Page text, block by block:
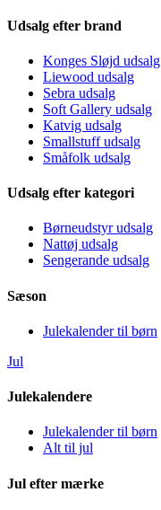
Udsalg efter brand
Konges Sløjd udsalg
Liewood udsalg
Sebra udsalg
Soft Gallery udsalg
Katvig udsalg
Smallstuff udsalg
Småfolk udsalg
Udsalg efter kategori
Børneudstyr udsalg
Nattøj udsalg
Sengerande udsalg
Sæson
Julekalender til børn
Jul
Julekalendere
Julekalender til børn
Alt til jul
Jul efter mærke